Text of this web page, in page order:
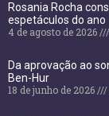
Rosania Rocha
espetáculos do ano
4 de agosto de 2026
Da aprovação ao
Ben-Hur
18 de junho de 2026